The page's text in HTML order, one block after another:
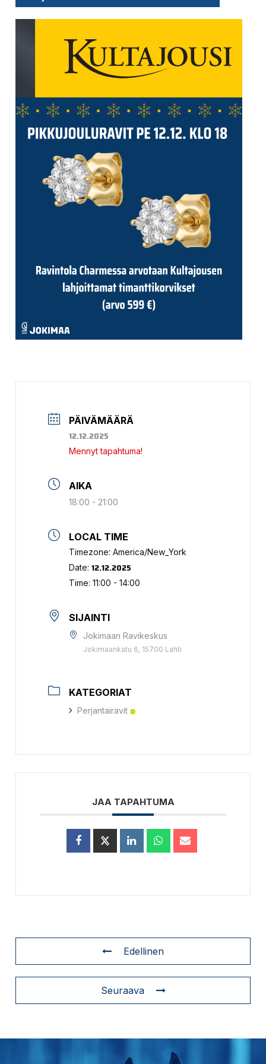
PÄIVÄMÄÄRÄ
12.12.2025
Mennyt tapahtuma!
AIKA
18:00 - 21:00
LOCAL TIME
Timezone:America/New_York
Date:12.12.2025
Time:11:00 - 14:00
SIJAINTI
Jokimaan Ravikeskus
Jokimaankatu 6, 15700 Lahti
KATEGORIAT
Perjantairavit
JAA TAPAHTUMA
Edellinen
Seuraava